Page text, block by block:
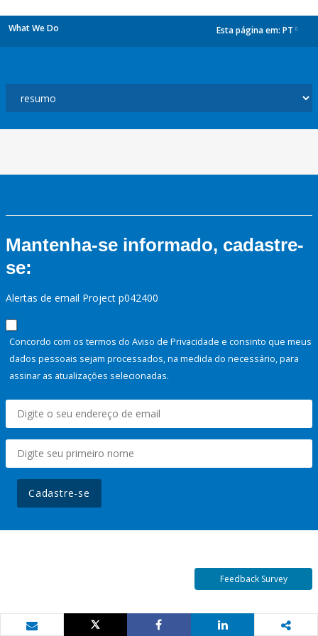
What We Do Esta página em: PT
Mantenha-se informado, cadastre-
se:
Alertas de email Project p042400
Concordo com os termos do Aviso de Privacidade e consinto que meus
dados pessoais sejam processados, na medida do necessário, para
assinar as atualizações selecionadas.
Cadastre-se
Feedback Survey